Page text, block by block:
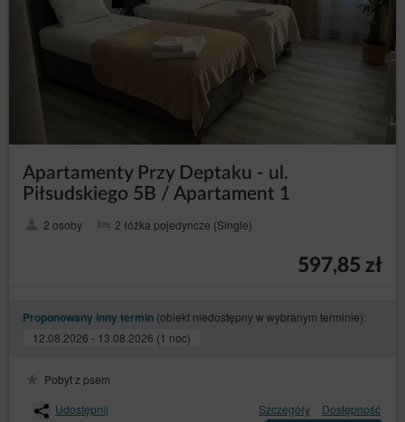
Pliki cookies zamieszczane w urządzeniu końcowym
Gościa/Użytkownika Serwisu i wykorzystywane mogą
być również przez współpracujących ze Serwisem
reklamodawców oraz partnerów Serwisu.
Pliki cookies mogą być wykorzystane przez sieci
reklamowe, w szczególności sieć Google, do
wyświetlenia reklam dopasowanych do sposobu, w
jaki Gość/Użytkownik korzysta ze Serwisu. W tym celu
Gościa/Użytkownika lub czasie pozostawania na danej
stronie.
Zalecamy przeczytanie Gościowi/Użytkownikowi
polityki ochrony prywatności tych firm, aby poznać
zasady korzystania z plików cookies wykorzystywane
wyświetlenia reklam dopasowanych do sposobu, w
jaki Gość/ Użytkownik korzysta z Serwisu. W tym celu
Użytkownika gromadzonych przez sieć reklamową
Apartamenty Przy Deptaku - ul.
Piłsudskiego 5B / Apartament 1
2 osoby 2 łóżka pojedyncze (Single)
597,85 zł
Proponowany inny termin (obiekt niedostępny w wybranym terminie):
12.08.2026 - 13.08.2026 (1 noc)
Pobyt z psem
Udostępnij
Szczegóły Dostępność